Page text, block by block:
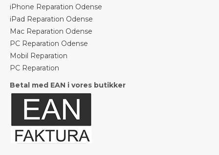
iPhone Reparation Odense
iPad Reparation Odense
Mac Reparation Odense
PC Reparation Odense
Mobil Reparation
PC Reparation
Betal med EAN i vores butikker